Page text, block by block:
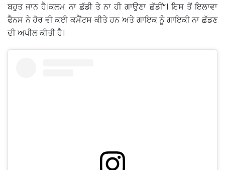
ਬਹੁਤ ਜਾਨ ਹੈ।ਕਲਮ ਨਾ ਛੱਡੀ ਤੇ ਨਾ ਹੀ ਗਾਉਣਾ ਛੱਡੀਂ”। ਇਸ ਤੋਂ ਇਲਾਵਾ
ਫੈਨਸ ਨੇ ਹੋਰ ਵੀ ਕਈ ਕਮੈਂਟਸ ਕੀਤੇ ਹਨ ਅਤੇ ਗਾਇਕ ਨੂੰ ਗਾਇਕੀ ਨਾ ਛੱਡਣ
ਦੀ ਅਪੀਲ ਕੀਤੀ ਹੈ।